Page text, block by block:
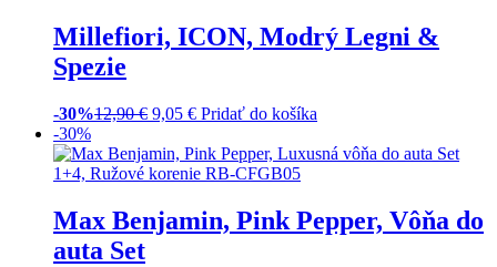
Millefiori, ICON, Modrý Legni &
Spezie
-30%12,90€ 9,05 € Pridať do košíka
-30%
Max Benjamin, Pink Pepper, Vôňa do
auta Set